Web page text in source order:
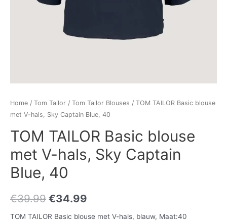
Home / Tom Tailor / Tom Tailor Blouses / TOM TAILOR Basic blouse
met V-hals, Sky Captain Blue, 40
TOM TAILOR Basic blouse
met V-hals, Sky Captain
Blue, 40
€39.99 €34.99
TOM TAILOR Basic blouse met V-hals, blauw, Maat:40